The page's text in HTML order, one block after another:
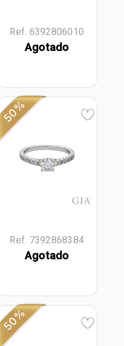
Ref. 6392806010
Agotado
50%
Ref. 7392868384
Agotado
50%